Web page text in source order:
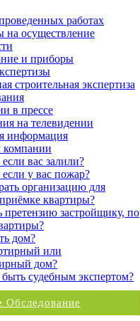
работах
на осуществление
и приборы
строительная экспертиза
в прессе
на телевидении
информация
компании
вас залили?
если у вас пожар?
организацию для
квартиры?
претензию застройщику, по
дом?
или
дом?
судебным экспертом?
Обследование